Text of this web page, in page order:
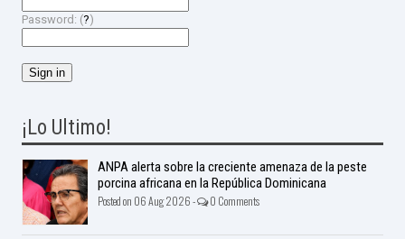
Password: (?)
¡Lo Ultimo!
ANPA alerta sobre la creciente amenaza de la peste
porcina africana en la República Dominicana
Posted on 06 Aug 2026 - 0 Comments